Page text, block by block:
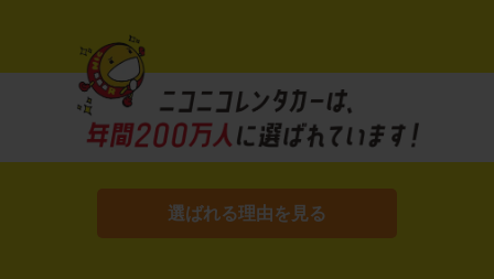
選ばれる理由を見る